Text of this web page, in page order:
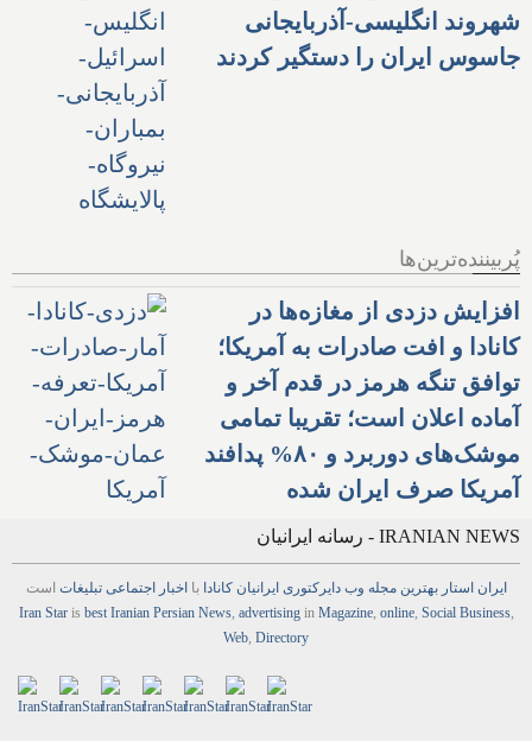
شهروند انگلیسی-آذربایجانی
جاسوس ایران را دستگیر کردند
پُربیننده‌ترین‌ها
افزایش دزدی از مغازه‌ها در
کانادا و افت صادرات به آمریکا؛
توافق تنگه هرمز در قدم آخر و
آماده اعلان است؛ تقریبا تمامی
موشک‌های دوربرد و ۸۰% پدافند
آمریکا صرف ایران شده
IRANIAN NEWS - رسانه ایرانیان
ایران استار بهترین مجله وب دایرکتوری ایرانیان کانادا بااخبار اجتماعی تبلیغات است
Iran Staris best Iranian Persian News, advertisingin Magazine, online, Social Business,
Web, Directory